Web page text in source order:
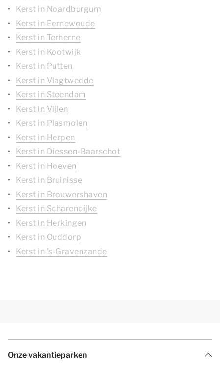
Kerst in Noardburgum
Kerst in Eernewoude
Kerst in Terherne
Kerst in Kootwijk
Kerst in Putten
Kerst in Vlagtwedde
Kerst in Steendam
Kerst in Vijlen
Kerst in Plasmolen
Kerst in Herpen
Kerst in Diessen-Baarschot
Kerst in Hoeven
Kerst in Bruinisse
Kerst in Brouwershaven
Kerst in Scharendijke
Kerst in Herkingen
Kerst in Ouddorp
Kerst in 's-Gravenzande
Onze vakantieparken